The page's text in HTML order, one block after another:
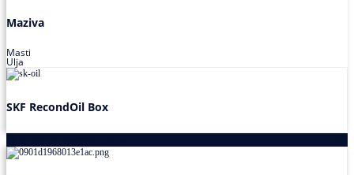
Maziva
Masti
Ulja
SKF RecondOil Box